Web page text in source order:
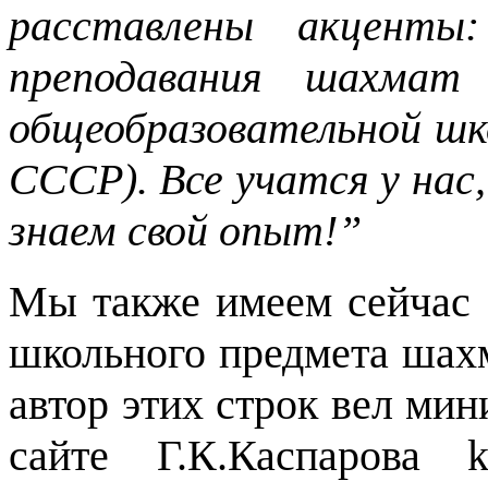
расставлены
преподавания
общеобразовательной
СССР). Все учатся у
знаем свой опыт!”
Мы также имеем сейчас
школьного предмета
автор этих строк вел
сайте Г.К.Каспарова